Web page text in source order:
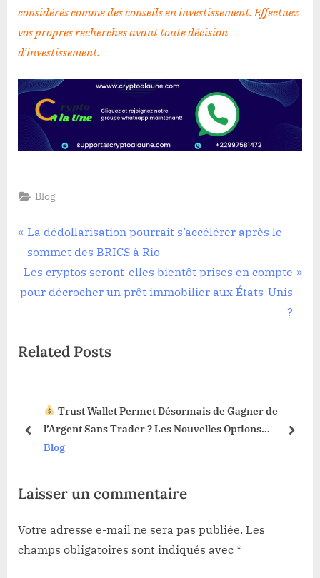
considérés comme des conseils en investissement. Effectuez
vos propres recherches avant toute décision
d’investissement.
Blog
Navigation
de
l’article
P
r
e
v
u
s
s
La dédollarisation pourrait s’accélérer après le
sommet des BRICS à Rio
N
e
P
o
:
Les cryptos seront-elles bientôt prises en compte
pour décrocher un prêt immobilier aux États-Unis
?
Related Posts
de Gagner de
Nouvelles Options
La Fonction Sell Limit
Web3 : Voici Pourquoi Ça
prev next
Laisser un commentaire
Votre adresse e-mail ne sera pas publiée. Les
champs obligatoires sont indiqués avec *